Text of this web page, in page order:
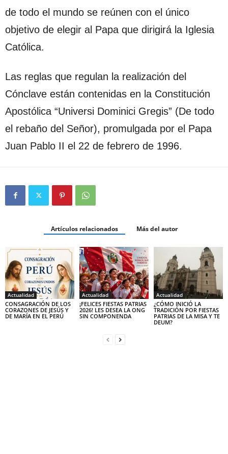
de todo el mundo se reúnen con el único
objetivo de elegir al Papa que dirigirá la Iglesia
Católica.
Las reglas que regulan la realización del
Cónclave están contenidas en la Constitución
Apostólica “Universi Dominici Gregis” (De todo
el rebaño del Señor), promulgada por el Papa
Juan Pablo II el 22 de febrero de 1996.
Artículos relacionados Más del autor
Actualidad
CONSAGRACIÓN DE LOS
CORAZONES DE JESÚS Y
DE MARÍA EN EL PERÚ
Actualidad
¡FELICES FIESTAS PATRIAS
2026! LES DESEA LA ONG
SIN COMPONENDA
Actualidad
¿CÓMO INICIÓ LA
TRADICIÓN POR FIESTAS
PATRIAS DE LA MISA Y TE
DEUM?